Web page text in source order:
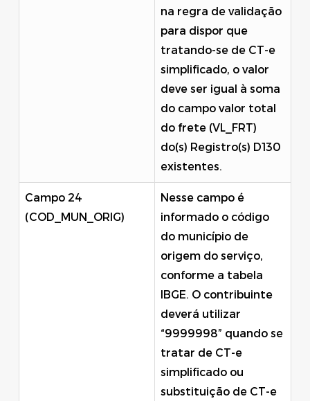
na regra de validação
para dispor que
tratando-se de CT-e
simplificado, o valor
deve ser igual à soma
do campo valor total
do frete (VL_FRT)
do(s) Registro(s) D130
existentes.
Campo 24
(COD_MUN_ORIG)
Nesse campo é
informado o código
do município de
origem do serviço,
conforme a tabela
IBGE. O contribuinte
deverá utilizar
“9999998” quando se
tratar de CT-e
simplificado ou
substituição de CT-e